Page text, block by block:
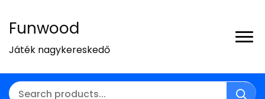
Funwood
Játék nagykereskedő